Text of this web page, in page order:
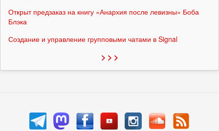
Открыт предзаказ на книгу «Анархия после левизны» Боба
Блэка
Создание и управление групповыми чатами в Signal
> > >